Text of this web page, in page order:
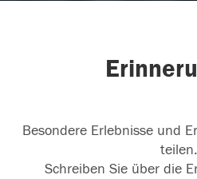
Besondere Erlebnisse und
teilen.
Schreiben Sie über die